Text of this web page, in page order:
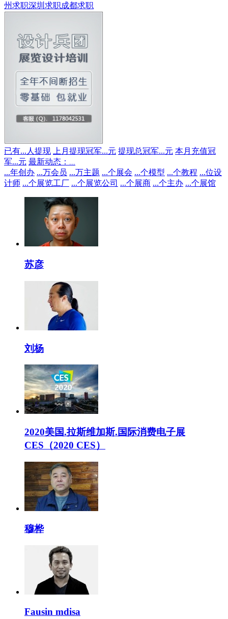
州求职深圳求职成都求职
已有...人提现 上月提现冠军...元 提现总冠军...元 本月充值冠
军...元 最新动态： ...
...年创办 ...万会员 ...万主题 ...个展会 ...个模型 ...个教程 ...位设
计师 ...个展览工厂 ...个展览公司 ...个展商 ...个主办 ...个展馆
苏彦
刘杨
2020美国.拉斯维加斯.国际消费电子展
CES（2020 CES）
穆桦
Fausin mdisa